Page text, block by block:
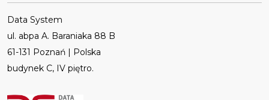
Data System
ul. abpa A. Baraniaka 88 B
61-131 Poznań | Polska
budynek C, IV piętro.